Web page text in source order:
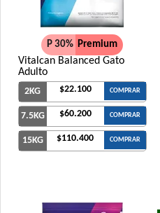
P 30% Premium
Vitalcan Balanced Gato
Adulto
2KG $22.100 COMPRAR
7.5KG $60.200 COMPRAR
15KG $110.400 COMPRAR